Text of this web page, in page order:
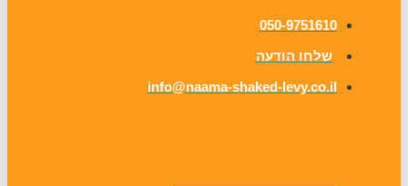
050-9751610
שלחו הודעה
info@naama-shaked-levy.co.il